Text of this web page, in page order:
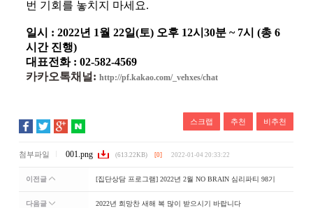
번 기회를 놓치지 마세요.
일시 : 2022년 1월 22일(토) 오후 12시30분 ~ 7시 (총 6
시간 진행)
대표전화 : 02-582-4569
카카오톡채널:http://pf.kakao.com/_vehxes/chat
스크랩 추천 비추천
첨부파일 001.png (613.22KB) [0] 2022-01-04 20:33:22
이전글 [집단상담 프로그램] 2022년 2월 NO BRAIN 심리파티 98기
다음글 2022년 희망찬 새해 복 많이 받으시기 바랍니다